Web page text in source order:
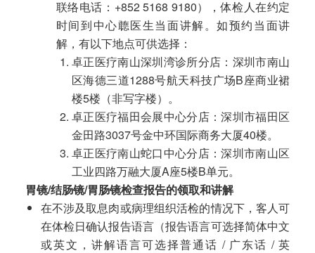
联络电话：+852 5168 9180），体检人在约定
时间到中心聼医生当面讲解。如预约当面讲
解，有以下地点可供选择：
卓正医疗南山深圳湾诊所分店：深圳市南山
区海德三道1288号航天科技广场B座商业裙
楼5楼（非写字楼）。
卓正医疗福田会展中心分店：深圳市福田区
金田路3037号金中环国际商务大厦40楼。
卓正医疗南山蛇口中心分店：深圳市南山区
工业四路万融大厦A座5楼B单元。
胃镜/结肠镜/胃肠镜检查报告的领取和讲解
在不涉及取息肉或病理组织活检的情况下，客人可
在体检日确认报告语言（报告语言可选择简体中文
或英文，讲解语言可选择普通话 / 广东话 / 英